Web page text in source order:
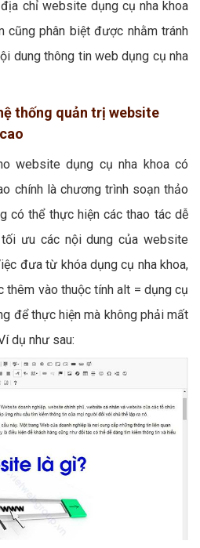
chỉ website dụng cụ nha khoa
cũng phân biệt được nhằm tránh
dung thông tin web dụng cụ nha
thống quản trị website
website dụng cụ nha khoa có
chính là chương trình soạn thảo
có thể thực hiện các thao tác dễ
ưu các nội dung của website
đưa từ khóa dụng cụ nha khoa,
thêm vào thuộc tính alt = dụng cụ
để thực hiện mà không phải mất
dụ như sau: